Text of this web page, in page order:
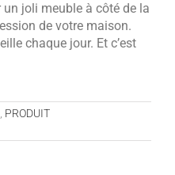
un joli meuble à côté de la
de votre maison.
chaque jour. Et c’est
PRODUIT